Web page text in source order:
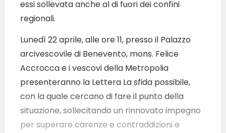
essi sollevata anche al di fuori dei confini
regionali.
Lunedì 22 aprile, alle ore 11, presso il Palazzo
arcivescovile di Benevento, mons. Felice
Accrocca e i vescovi della Metropolia
presenteranno la Lettera La sfida possibile,
con la quale cercano di fare il punto della
situazione, sollecitando un rinnovato impegno
per superare carenze e contraddizioni e